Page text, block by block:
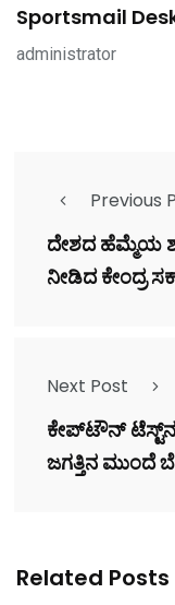
Sportsmail
administrator
Previous
ದೇಶದ ಹೆಮ್ಮೆಯ
ನೀಡಿದ ಕೇಂದ್ರ
Next Post
ಕೇಪ್‌ಟೌನ್
ಜಗತ್ತಿನ ಮುಂದೆ
Related Posts